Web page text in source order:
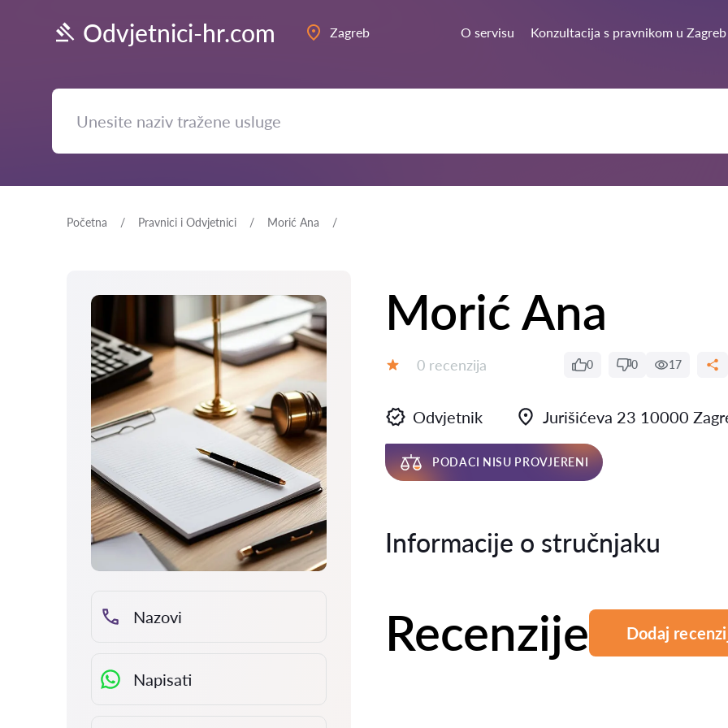
Odvjetnici-hr.com Zagreb O servisu Konzultacija s pravnikom u Zagreb
Početna Pravnici i Odvjetnici Morić Ana
Nazovi
Napisati
Morić Ana
Recenzija:
0 recenzija 0 0 17
Odvjetnik Jurišićeva 23 10000
PODACI NISU PROVJERENI
Informacije o stručnjaku
Recenzije Dodaj